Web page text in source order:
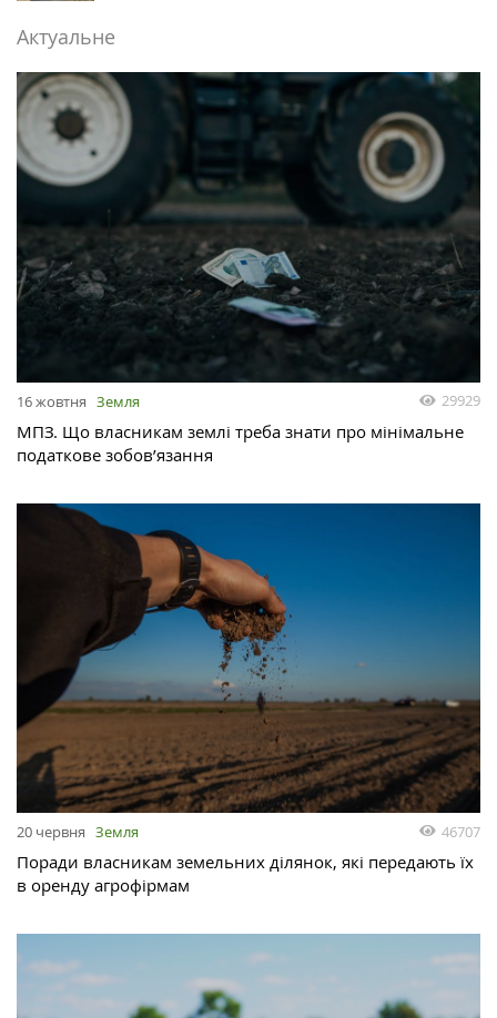
Актуальне
16 жовтня Земля 29929
МПЗ. Що власникам землі треба знати про мінімальне
податкове зобов’язання
20 червня Земля 46707
Поради власникам земельних ділянок, які передають їх
в оренду агрофірмам